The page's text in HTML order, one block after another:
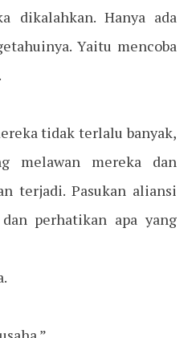
dikalahkan. Hanya ada
Yaitu mencoba
tidak terlalu banyak,
melawan mereka dan
terjadi. Pasukan aliansi
perhatikan apa yang